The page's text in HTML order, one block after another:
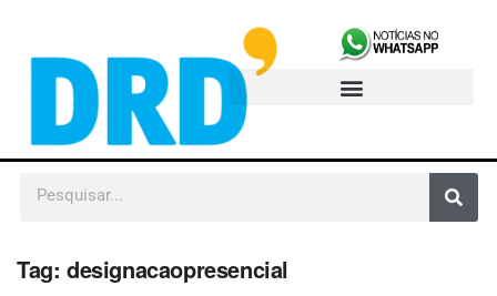
Tag: designacaopresencial